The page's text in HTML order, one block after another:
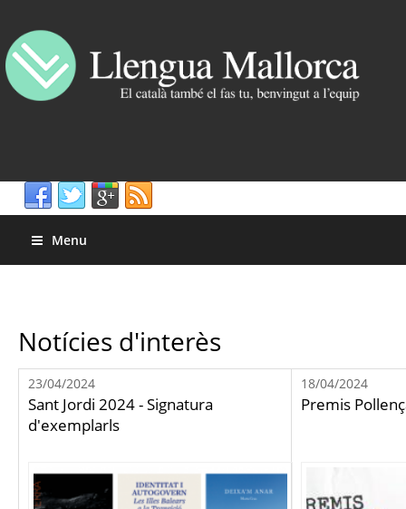
Menu
Notícies d'interès
23/04/2024
Sant Jordi 2024 - Signatura
d'exemplarls
18/04/2024
Premis